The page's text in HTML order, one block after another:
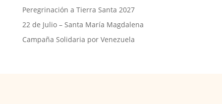
Peregrinación a Tierra Santa 2027
22 de Julio – Santa María Magdalena
Campaña Solidaria por Venezuela